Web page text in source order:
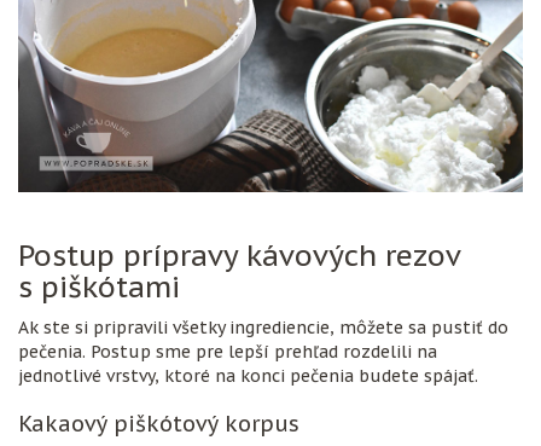
Postup prípravy kávových rezov
s piškótami
Ak ste si pripravili všetky ingrediencie, môžete sa pustiť do
pečenia. Postup sme pre lepší prehľad rozdelili na
jednotlivé vrstvy, ktoré na konci pečenia budete spájať.
Kakaový piškótový korpus